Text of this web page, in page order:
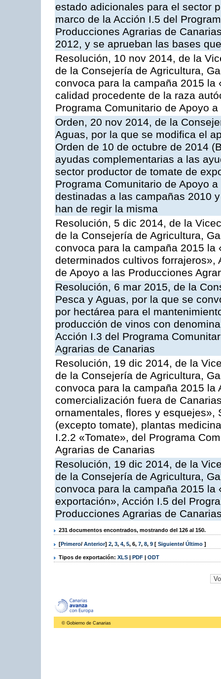
estado adicionales para el sector
marco de la Acción I.5 del
Producciones Agrarias de
2012, y se aprueban las bases
Resolución, 10 nov 2014, de la
de la Consejería de Agricultura,
convoca para la campaña 2015
calidad procedente de la raza
Programa Comunitario de Apoyo
Orden, 20 nov 2014, de la
Aguas, por la que se modifica el
Orden de 10 de octubre de 2014
ayudas complementarias a las
sector productor de tomate de
Programa Comunitario de Apoyo
destinadas a las campañas 2010
han de regir la misma
Resolución, 5 dic 2014, de la
de la Consejería de Agricultura,
convoca para la campaña 2015 la
determinados cultivos forrajeros»,
de Apoyo a las Producciones
Resolución, 6 mar 2015, de la
Pesca y Aguas, por la que se
por hectárea para el
producción de vinos con
Acción I.3 del Programa
Agrarias de Canarias
Resolución, 19 dic 2014, de la
de la Consejería de Agricultura,
convoca para la campaña 2015 la
comercialización fuera de
ornamentales, flores y esquejes»,
(excepto tomate), plantas
I.2.2 «Tomate», del Programa
Agrarias de Canarias
Resolución, 19 dic 2014, de la
de la Consejería de Agricultura,
convoca para la campaña 2015
exportación», Acción I.5 del
Producciones Agrarias de
231 documentos encontrados, mostrando del 126 al 150.
[Primero/ Anterior] 2, 3, 4, 5, 6, 7, 8, 9 [ Siguiente/ Último ]
Tipos de exportación: XLS | PDF | ODT
© Gobierno de Canarias